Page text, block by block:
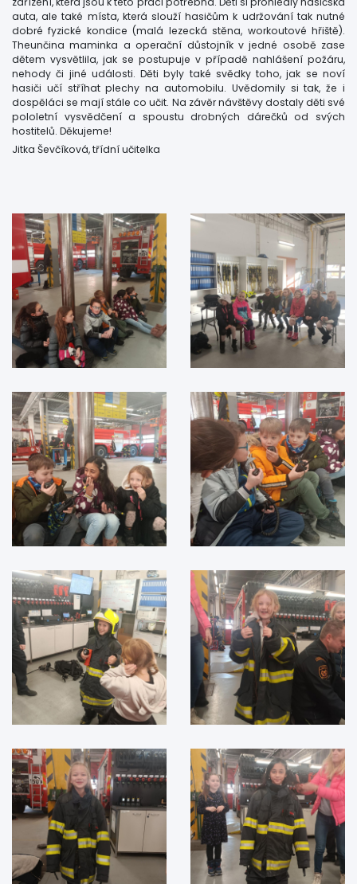
auta, ale také místa, která slouží hasičům k udržování tak nutné
dobré fyzické kondice (malá lezecká stěna, workoutové hřiště).
Theunčina maminka a operační důstojník v jedné osobě zase
dětem vysvětlila, jak se postupuje v případě nahlášení požáru,
nehody či jiné události. Děti byly také svědky toho, jak se noví
hasiči učí stříhat plechy na automobilu. Uvědomily si tak, že i
dospěláci se mají stále co učit. Na závěr návštěvy dostaly děti své
pololetní vysvědčení a spoustu drobných dárečků od svých
hostitelů. Děkujeme!
Jitka Ševčíková, třídní učitelka